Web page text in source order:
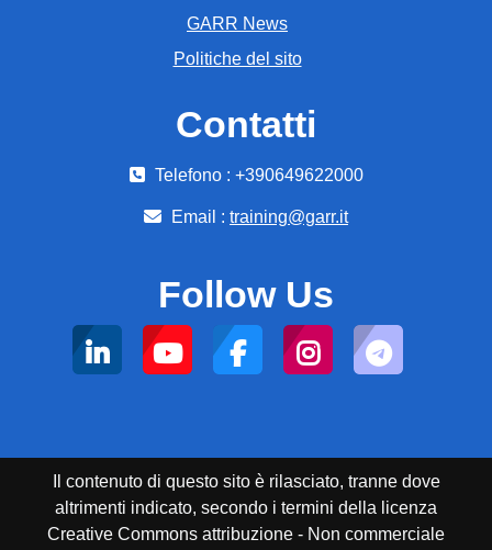
GARR News
Politiche del sito
Contatti
Telefono : +390649622000
Email : training@garr.it
Follow Us
Il contenuto di questo sito è rilasciato, tranne dove
altrimenti indicato, secondo i termini della licenza
Creative Commons attribuzione - Non commerciale